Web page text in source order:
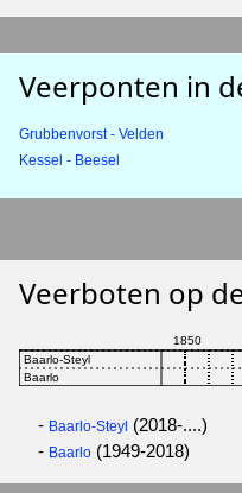
Veerponten in
Grubbenvorst - Velden
Kessel - Beesel
Veerboten op
- Baarlo-Steyl (2018-....)
- Baarlo (1949-2018)